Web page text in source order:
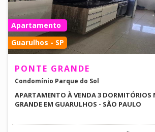
Apartamento
Guarulhos - SP
PONTE GRANDE
Condomínio Parque do Sol
APARTAMENTO À VENDA 3 DORMITÓRIOS
GRANDE EM GUARULHOS - SÃO PAULO